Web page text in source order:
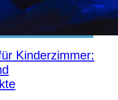
Kinderzimmer: